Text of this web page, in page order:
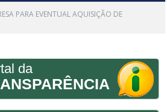
PARA EVENTUAL AQUISIÇÃO DE
da